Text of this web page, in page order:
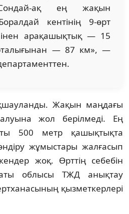
ақ ең жақын
кентінің 9-өрт
арақашықтық — 15
— 87 км», —
Жақын маңдағы
жол берілмеді. Ең
500 метр қашықтықта
жұмыстары жалғасып
жоқ. Өрттің себебін
облысы ТЖД анықтау
қызметкерлері